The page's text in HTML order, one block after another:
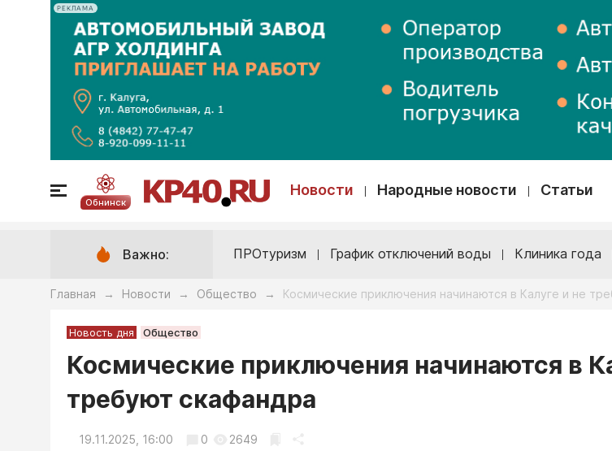
РЕКЛАМА
Обнинск
Новости Народные новости Статьи
Важно: ПРОтуризм График отключений воды Клиника года
Главная → Новости → Общество → Космические приключения начинаются в Калуге и не
Новость дня Общество
Космические приключения начинаются в
требуют скафандра
19.11.2025, 16:00 0 2649